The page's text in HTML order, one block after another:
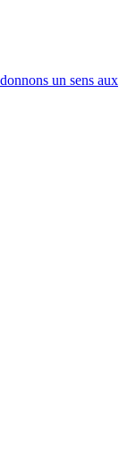
un sens aux